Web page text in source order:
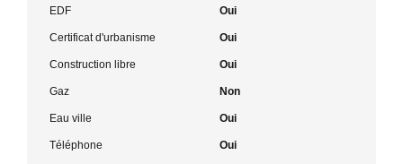
EDF Oui
Certificat d'urbanisme Oui
Construction libre Oui
Gaz Non
Eau ville Oui
Téléphone Oui